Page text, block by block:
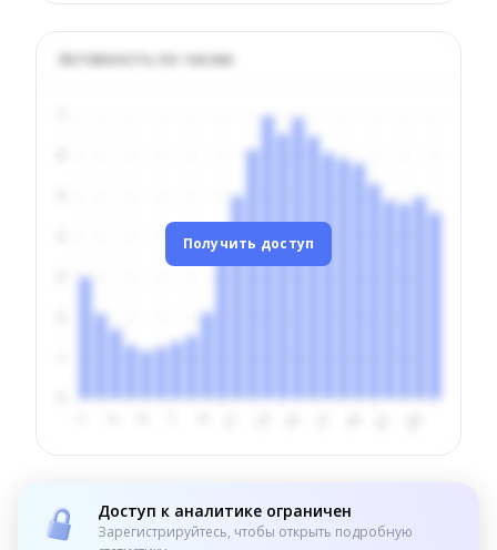
Активность по часам
Получить доступ
Доступ к аналитике ограничен
Зарегистрируйтесь, чтобы открыть подробную